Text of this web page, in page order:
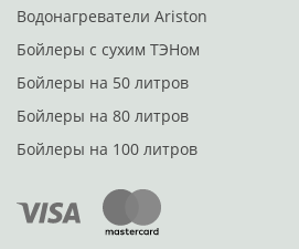
Водонагреватели Ariston
Бойлеры с сухим ТЭНом
Бойлеры на 50 литров
Бойлеры на 80 литров
Бойлеры на 100 литров